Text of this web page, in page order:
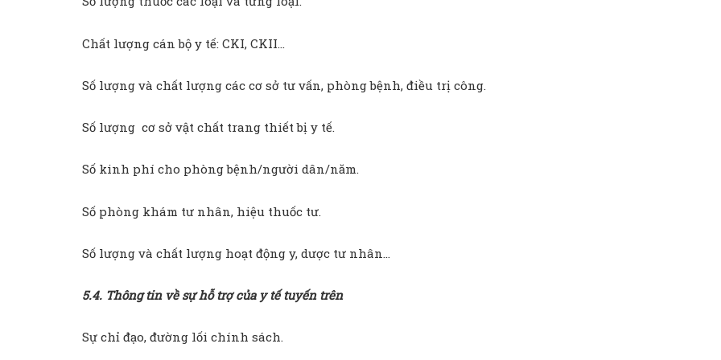
Chất lượng cán bộ y tế: CKI, CKII…
Số lượng và chất lượng các cơ sở tư vấn, phòng bệnh, điều trị công.
Số lượng cơ sở vật chất trang thiết bị y tế.
Số kinh phí cho phòng bệnh/người dân/năm.
Số phòng khám tư nhân, hiệu thuốc tư.
Số lượng và chất lượng hoạt động y, dược tư nhân…
5.4. Thông tin về sự hỗ trợ của y tế tuyến trên
Sự chỉ đạo, đường lối chính sách.